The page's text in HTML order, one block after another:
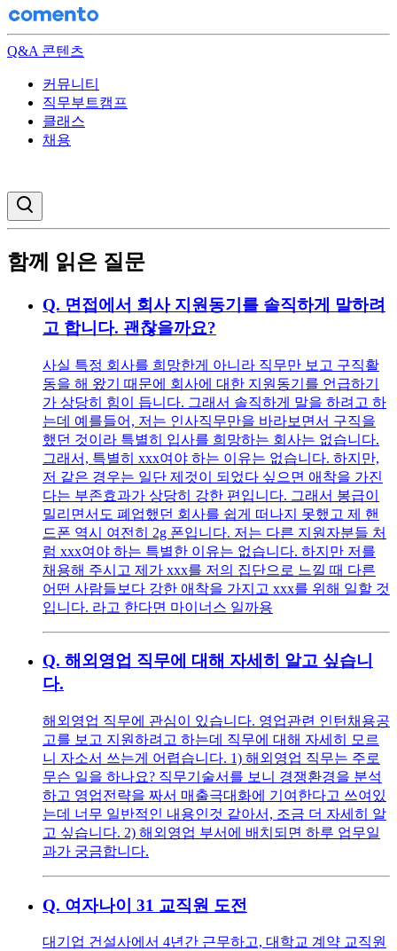
Q&A 콘텐츠
커뮤니티
직무부트캠프
클래스
채용
함께 읽은 질문
Q. 면접에서 회사 지원동기를 솔직하게 말하려
고 합니다. 괜찮을까요?
사실 특정 회사를 희망한게 아니라 직무만 보고 구직활
동을 해 왔기 때문에 회사에 대한 지원동기를 언급하기
가 상당히 힘이 듭니다. 그래서 솔직하게 말을 하려고 하
는데 예를들어, 저는 인사직무만을 바라보면서 구직을
했던 것이라 특별히 입사를 희망하는 회사는 없습니다.
그래서, 특별히 xxx여야 하는 이유는 없습니다. 하지만,
저 같은 경우는 일단 제것이 되었다 싶으면 애착을 가진
다는 부존효과가 상당히 강한 편입니다. 그래서 봉급이
밀리면서도 폐업했던 회사를 쉽게 떠나지 못했고 제 핸
드폰 역시 여전히 2g 폰입니다. 저는 다른 지원자분들 처
럼 xxx여야 하는 특별한 이유는 없습니다. 하지만 저를
채용해 주시고 제가 xxx를 저의 집단으로 느낄 때 다른
어떤 사람들보다 강한 애착을 가지고 xxx를 위해 일할 것
입니다. 라고 한다면 마이너스 일까용
Q. 해외영업 직무에 대해 자세히 알고 싶습니
다.
해외영업 직무에 관심이 있습니다. 영업관련 인턴채용공
고를 보고 지원하려고 하는데 직무에 대해 자세히 모르
니 자소서 쓰는게 어렵습니다. 1) 해외영업 직무는 주로
무슨 일을 하나요? 직무기술서를 보니 경쟁환경을 분석
하고 영업전략을 짜서 매출극대화에 기여한다고 쓰여있
는데 너무 일반적인 내용인것 같아서, 조금 더 자세히 알
고 싶습니다. 2) 해외영업 부서에 배치되면 하루 업무일
과가 궁금합니다.
Q. 여자나이 31 교직원 도전
대기업 건설사에서 4년간 근무하고, 대학교 계약 교직원